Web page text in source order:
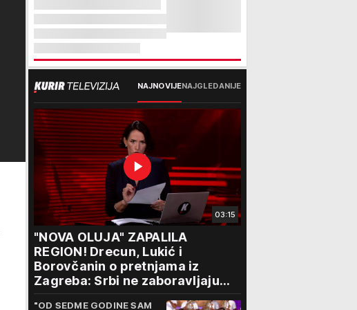
NAJNOVIJENAJGLEDANIJE
03:15
"NOVA OLUJA" ZAPALILA
REGION! Drecun, Lukić i
Borovčanin o pretnjama iz
Zagreba: Srbi ne zaboravljaju
progon
"OD SEDME GODINE SAM